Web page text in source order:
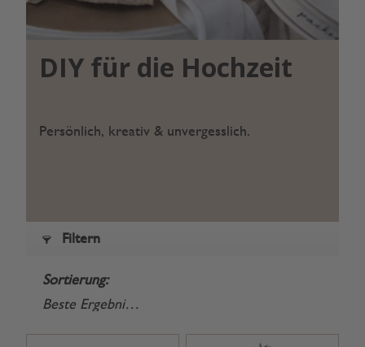
DIY für die Hochzeit
Persönlich, kreativ & unvergesslich.
Filtern
Sortierung: